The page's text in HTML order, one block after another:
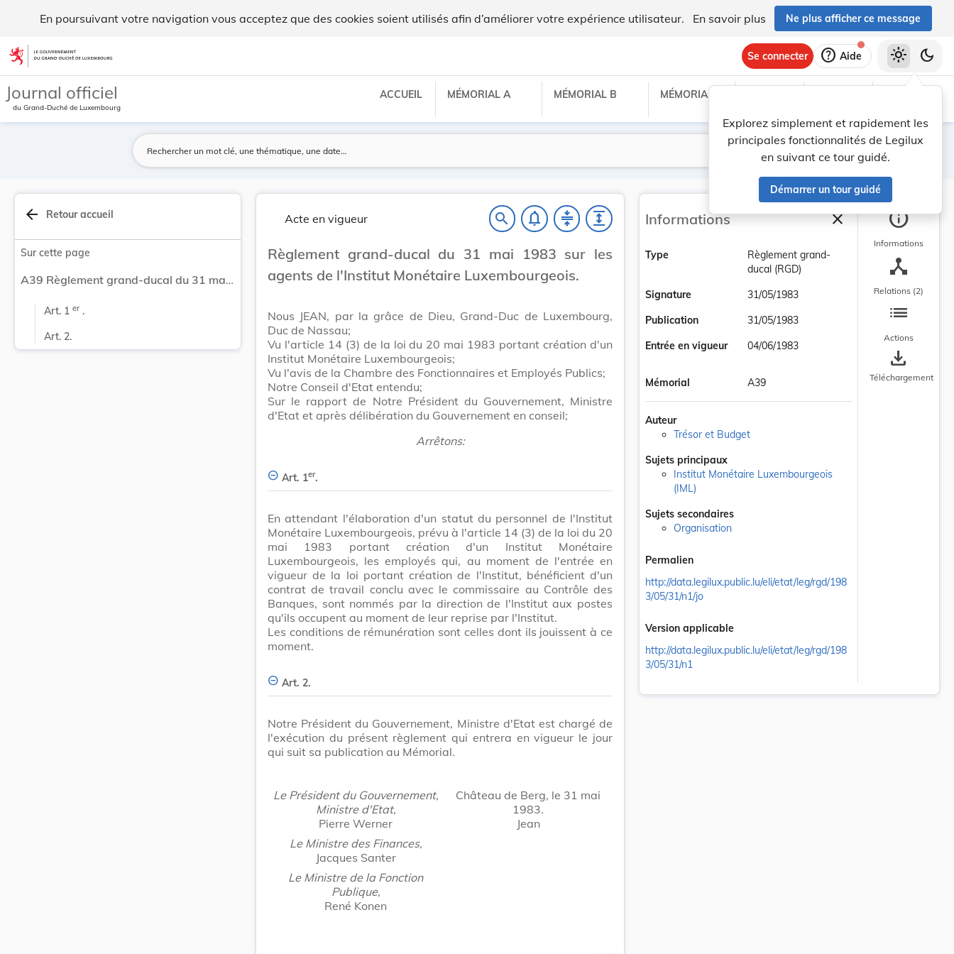
En poursuivant votre navigation vous acceptez que des cookies soient utilisés afin d’améliorer votre expérience utilisateur. En savoir plus Ne plus afficher ce message
Aller au contenu
Se connecter help Aide
Explorez simplement et rapidement les
principales fonctionnalités de Legilux
en suivant ce tour guidé.
Démarrer un tour guidé
light_mode dark_mode
Journal officiel
du Grand-Duché de Luxembourg
ACCUEIL MÉMORIAL A MÉMORIAL B MÉMORIAL C
Lancer la recherche
Filtres
arrow_back Retour accueil
Sur cette page
A39 Règlement grand-ducal du 31 mai 1983 sur les agents de l'Institut Monétaire Luxembourgeois.
Art. 1 er .
Art. 2.
Acte en vigueur search notifications_none compress expand
Règlement grand-ducal du 31 mai 1983 sur les
agents de l'Institut Monétaire Luxembourgeois.
Nous JEAN, par la grâce de Dieu, Grand-Duc de Luxembourg,
Duc de Nassau;
Vu l'article 14 (3) de la loi du 20 mai 1983 portant création d'un
Institut Monétaire Luxembourgeois;
Vu l'avis de la Chambre des Fonctionnaires et Employés Publics;
Notre Conseil d'Etat entendu;
Sur le rapport de Notre Président du Gouvernement, Ministre
d'Etat et après délibération du Gouvernement en conseil;
Arrêtons:
Art. 1er.
En attendant l'élaboration d'un statut du personnel de l'Institut
Monétaire Luxembourgeois, prévu à l'article 14 (3) de la loi du 20
mai 1983 portant création d'un Institut Monétaire
Luxembourgeois, les employés qui, au moment de l'entrée en
vigueur de la loi portant création de l'Institut, bénéficient d'un
contrat de travail conclu avec le commissaire au Contrôle des
Banques, sont nommés par la direction de l'Institut aux postes
qu'ils occupent au moment de leur reprise par l'Institut.
Les conditions de rémunération sont celles dont ils jouissent à ce
moment.
Art. 2.
Notre Président du Gouvernement, Ministre d'Etat est chargé de
l'exécution du présent règlement qui entrera en vigueur le jour
qui suit sa publication au Mémorial.
Le Président du Gouvernement,
Ministre d'Etat,
Pierre Werner
Le Ministre des Finances,
Jacques Santer
Le Ministre de la Fonction
Publique,
René Konen
Château de Berg, le 31 mai
1983.
Jean
Informations closeFermer la barre
Type
Règlement grand-
ducal (RGD)
Signature
31/05/1983
Publication
31/05/1983
Entrée en vigueur
04/06/1983
Mémorial A39
Auteur
Trésor et Budget
Sujets principaux
Institut Monétaire Luxembourgeois
(IML)
Sujets secondaires
Organisation
Permalien
http://data.legilux.public.lu/eli/etat/leg/rgd/198
3/05/31/n1/jo
Version applicable
http://data.legilux.public.lu/eli/etat/leg/rgd/198
3/05/31/n1
info
Informations
device_hub
Relations (2)
list
Actions
save_alt
Téléchargement